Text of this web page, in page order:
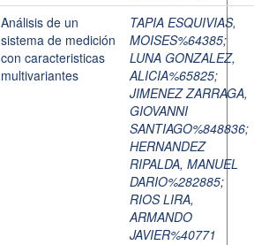
Análisis de un
sistema de medición
con caracteristicas
multivariantes
TAPIA ESQUIVIAS,
MOISES%64385;
LUNA GONZALEZ,
ALICIA%65825;
JIMENEZ ZARRAGA,
GIOVANNI
SANTIAGO%848836;
HERNANDEZ
RIPALDA, MANUEL
DARIO%282885;
RIOS LIRA,
ARMANDO
JAVIER%40771